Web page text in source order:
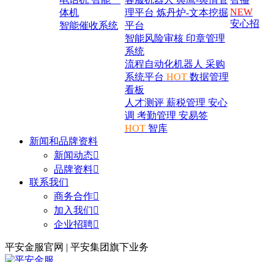
体机
智能催收系统
理平台 炼丹炉-文本挖掘
平台
智能风险审核 印章管理
系统
流程自动化机器人 采购
系统平台 HOT 数据管理
看板
人才测评 薪税管理 安心
调 考勤管理 安易签
HOT 智库
NEW
安心招
新闻和品牌资料
新闻动态
品牌资料
联系我们
商务合作
加入我们
企业招聘
平安金服官网 | 平安集团旗下业务